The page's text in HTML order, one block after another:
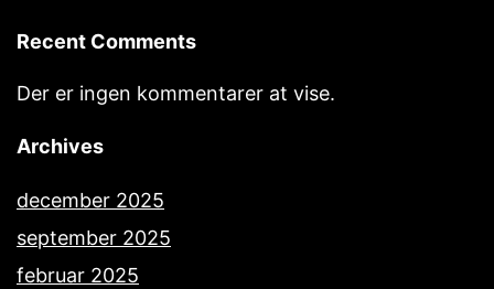
Recent Comments
Der er ingen kommentarer at vise.
Archives
december 2025
september 2025
februar 2025